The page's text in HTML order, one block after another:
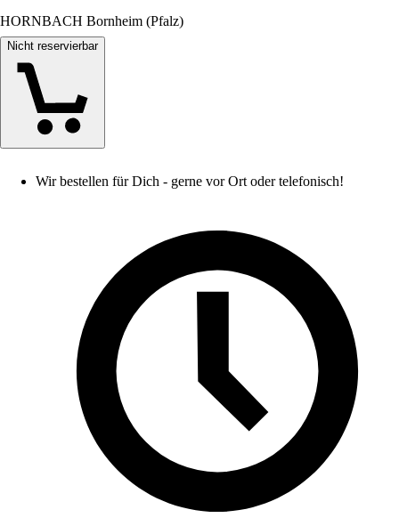
HORNBACH Bornheim (Pfalz)
Nicht reservierbar
Wir bestellen für Dich - gerne vor Ort oder telefonisch!